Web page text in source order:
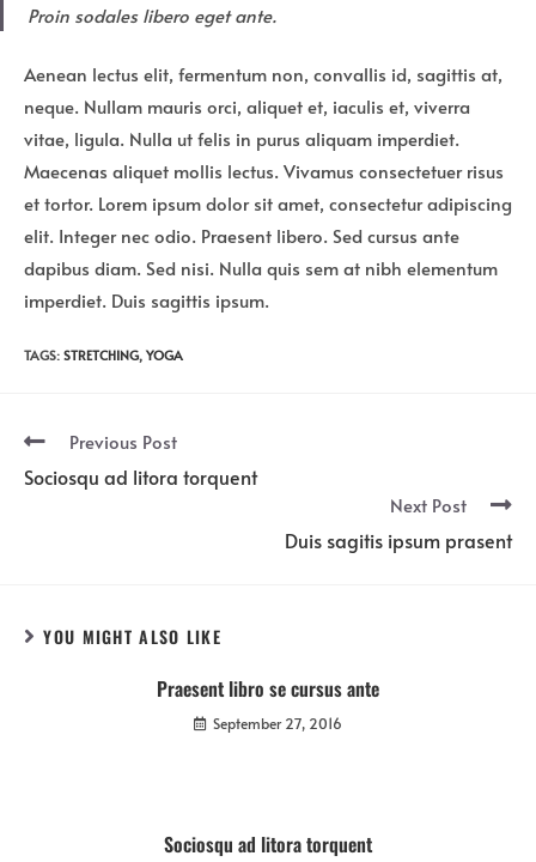
Proin sodales libero eget ante.
Aenean lectus elit, fermentum non, convallis id, sagittis at,
neque. Nullam mauris orci, aliquet et, iaculis et, viverra
vitae, ligula. Nulla ut felis in purus aliquam imperdiet.
Maecenas aliquet mollis lectus. Vivamus consectetuer risus
et tortor. Lorem ipsum dolor sit amet, consectetur adipiscing
elit. Integer nec odio. Praesent libero. Sed cursus ante
dapibus diam. Sed nisi. Nulla quis sem at nibh elementum
imperdiet. Duis sagittis ipsum.
TAGS: STRETCHING, YOGA
Read
articles
Previous Post
Sociosqu ad litora torquent
Next Post
Duis sagitis ipsum prasent
YOU MIGHT ALSO LIKE
Praesent libro se cursus ante
September 27, 2016
Sociosqu ad litora torquent